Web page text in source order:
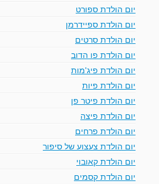
יום הולדת ספורט
יום הולדת ספיידרמן
יום הולדת סרטים
יום הולדת פו הדוב
יום הולדת פיג'מות
יום הולדת פיות
יום הולדת פיטר פן
יום הולדת פיצה
יום הולדת פרחים
יום הולדת צעצוע של סיפור
יום הולדת קאובוי
יום הולדת קסמים